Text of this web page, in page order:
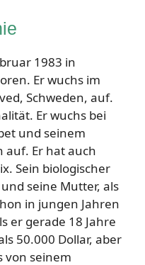
1983 in
Er wuchs im
Schweden, auf.
Er wuchs bei
und seinem
auf. Er hat auch
Sein biologischer
seine Mutter, als
in jungen Jahren
er gerade 18 Jahre
50.000 Dollar, aber
von seinem